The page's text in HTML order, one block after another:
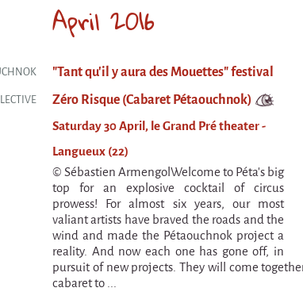
April 2016
"Tant qu'il y aura des Mouettes" festival
Zéro Risque (Cabaret Pétaouchnok)
Saturday 30 April, le Grand Pré theater -
Langueux (22)
© Sébastien ArmengolWelcome to Péta’s big
top for an explosive cocktail of circus
prowess! For almost six years, our most
valiant artists have braved the roads and the
wind and made the Pétaouchnok project a
reality. And now each one has gone off, in
pursuit of new projects. They will come
cabaret to ...